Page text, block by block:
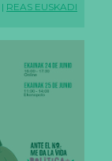
| REAS EUSKADI